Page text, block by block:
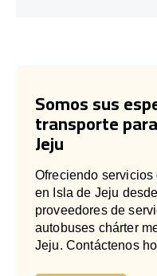
Somos sus
transporte
Jeju
Ofreciendo servicios
en Isla de Jeju
proveedores de
autobuses chárter
Jeju. Contáctenos